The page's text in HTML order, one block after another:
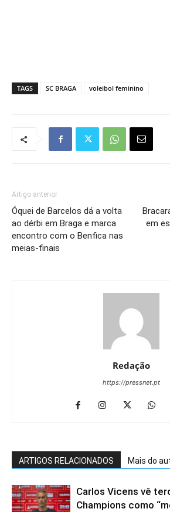
TAGS SC BRAGA voleibol feminino
Artigo anterior
Óquei de Barcelos dá a volta
ao dérbi em Braga e marca
encontro com o Benfica nas
meias-finais
em
Redação
https://pressnet.pt
ARTIGOS RELACIONADOS Mais do
Carlos Vicens vê
Champions como